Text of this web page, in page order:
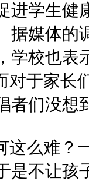
进学生健
据媒体的
学校也表
对于家长
者们没想
这么难？
是不让孩